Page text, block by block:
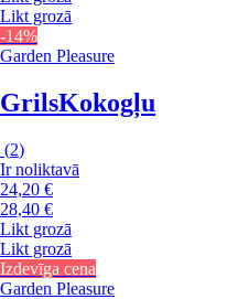
Likt grozā
-14%
Garden Pleasure
GrilsKokogļu
(2)
Ir noliktavā
24,20 €
28,40 €
Likt grozā
Likt grozā
Izdevīga cena
Garden Pleasure